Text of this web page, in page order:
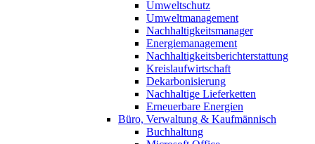
Umweltschutz
Umweltmanagement
Nachhaltigkeitsmanager
Energiemanagement
Nachhaltigkeitsberichterstattung
Kreislaufwirtschaft
Dekarbonisierung
Nachhaltige Lieferketten
Erneuerbare Energien
Büro, Verwaltung & Kaufmännisch
Buchhaltung